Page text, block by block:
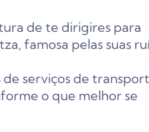
de te dirigires para
famosa pelas suas
serviços de
o que melhor se